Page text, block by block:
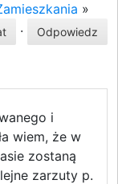
»
· Odpowiedz
i
wiem, że w
zostaną
zarzuty p.